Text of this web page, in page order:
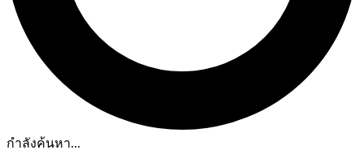
กำลังค้นหา...